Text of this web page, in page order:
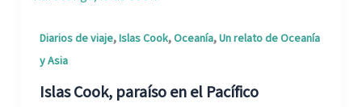
Diarios de viaje,Islas Cook,Oceanía,Un relato de Oceanía
y Asia
Islas Cook, paraíso en el Pacífico